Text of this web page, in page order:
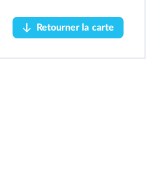
Retourner la carte
Retourner la carte